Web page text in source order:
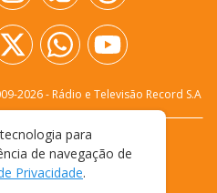
2026- Rádio e Televisão Record S.A
PRIVACIDADE
DE USO
para
de navegação de
Privacidade.